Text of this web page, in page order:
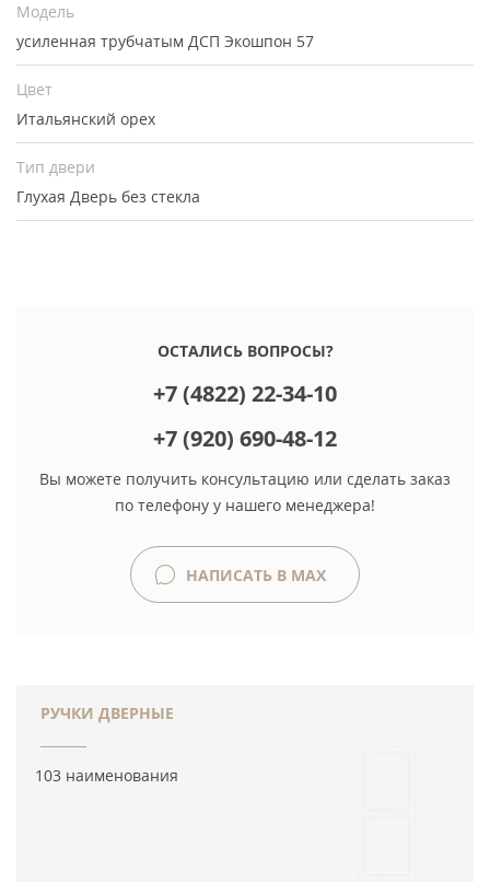
Модель
усиленная трубчатым ДСП Экошпон 57
Цвет
Итальянский орех
Тип двери
Глухая Дверь без стекла
ОСТАЛИСЬ ВОПРОСЫ?
+7 (4822) 22-34-10
+7 (920) 690-48-12
Вы можете получить консультацию или сделать заказ
по телефону у нашего менеджера!
НАПИСАТЬ В MAX
РУЧКИ ДВЕРНЫЕ
103 наименования